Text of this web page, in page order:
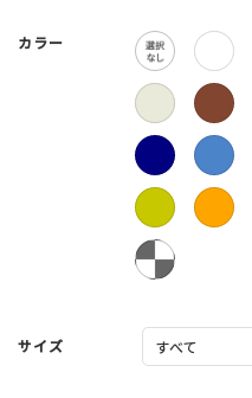
カラー
サイズ